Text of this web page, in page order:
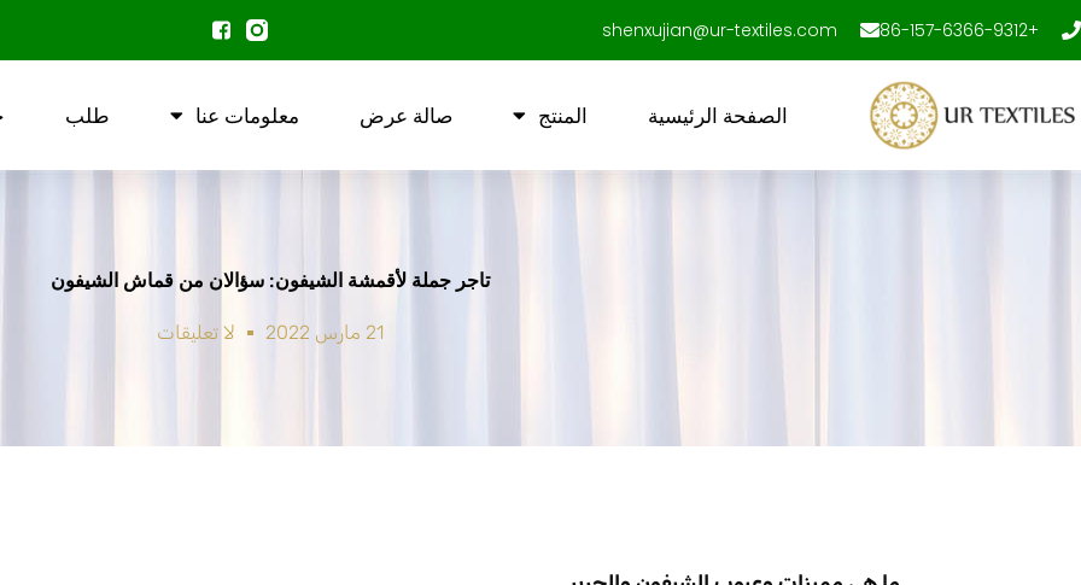
تخطى
الى
+86-157-6366-9312
shenxujian@ur-textiles.com
الصفحة الرئيسية المنتج صالة عرض معلومات عنا طلب
تاجر جملة لأقمشة الشيفون: سؤالان من قماش الشيفون
21 مارس 2022 لا تعليقات